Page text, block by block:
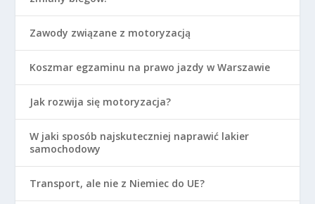
Zawody związane z motoryzacją
Koszmar egzaminu na prawo jazdy w Warszawie
Jak rozwija się motoryzacja?
W jaki sposób najskuteczniej naprawić lakier
samochodowy
Transport, ale nie z Niemiec do UE?